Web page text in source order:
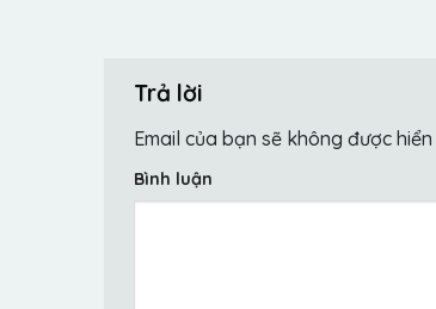
Trả lời
Email của bạn sẽ không được
Bình luận